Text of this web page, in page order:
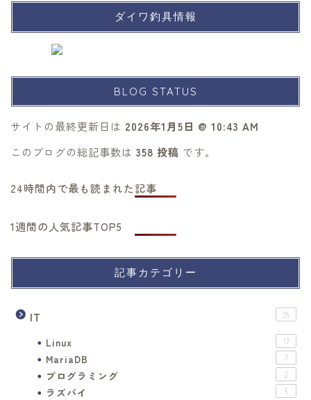
ダイワ釣具情報
BLOG STATUS
サイトの最終更新日は 2026年1月5日 @ 10:43 AM
このブログの総記事数は 358 投稿 です。
24時間内で最も読まれた記事
1週間の人気記事TOP5
記事カテゴリー
IT 35
Linux 17
MariaDB 7
プログラミング 2
ラズパイ 5